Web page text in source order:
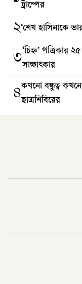
ট্রাম্পের
২‘শেখ হাসিনাকে
৩‘চিহ্ন’ পত্রিকার
সাক্ষাৎকার
৪কখনো বন্ধুত্ব
ছাত্রশিবিরের